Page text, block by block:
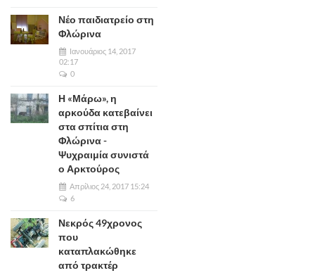
Νέο παιδιατρείο στη
Φλώρινα
Ιανουάριος 14, 2017
02:17
0
Η «Μάρω», η
αρκούδα κατεβαίνει
στα σπίτια στη
Φλώρινα -
Ψυχραιμία συνιστά
ο Αρκτούρος
Απρίλιος 24, 2017 15:24
6
Νεκρός 49χρονος
που
καταπλακώθηκε
από τρακτέρ